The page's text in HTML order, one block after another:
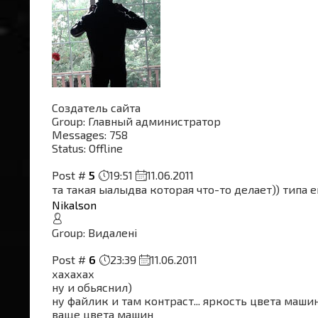
Создатель сайта
Group: Главный администратор
Messages: 758
Status: Offline
Post # 5 19:51
11.06.2011
та такая ыалыдва которая что-то делает)) типа
Nikalson
Group: Видалені
Post # 6 23:39
11.06.2011
хахахах
ну и обьяснил)
ну файлик и там контраст... яркость цвета
ваще цвета машин